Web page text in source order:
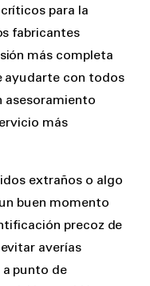
para la
fabricantes
más completa
ayudarte con todos
asesoramiento
más
extraños o algo
buen momento
precoz de
averías
a punto de